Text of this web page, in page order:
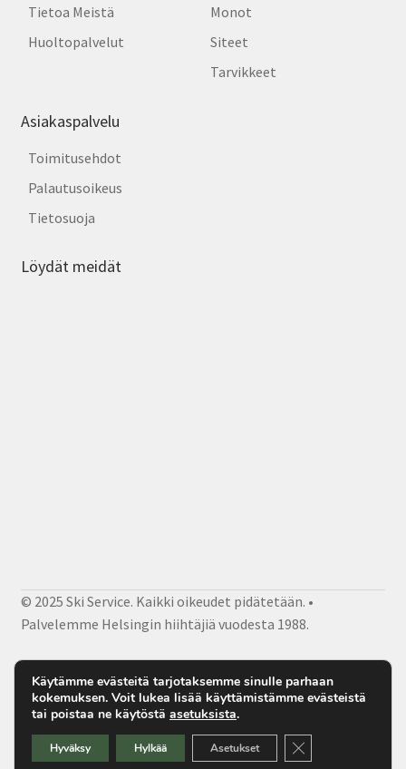
Tietoa Meistä
Huoltopalvelut
Monot
Siteet
Tarvikkeet
Asiakaspalvelu
Toimitusehdot
Palautusoikeus
Tietosuoja
Löydät meidät
© 2025 Ski Service. Kaikki oikeudet pidätetään. •
Palvelemme Helsingin hiihtäjiä vuodesta 1988.
Facebook Instagram Sähköposti
Käytämme evästeitä tarjotaksemme sinulle parhaan
kokemuksen. Voit lukea lisää käyttämistämme evästeistä
tai poistaa ne käytöstä asetuksista.
Hyväksy Hylkää Asetukset Sulje